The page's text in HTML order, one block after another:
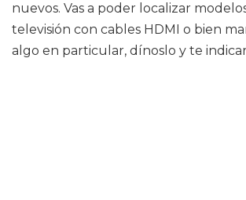
nuevos. Vas a poder localizar
televisión con cables HDMI o bien
algo en particular, dínoslo y te